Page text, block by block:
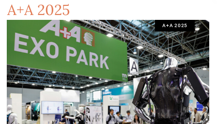
A+A 2025
A+A 2025